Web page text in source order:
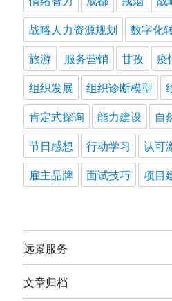
战略人力资源规划
数字化
旅游
服务营销 甘孜 疫
组织发展
组织诊断模型
肯定式探询
能力建设
自
节日感想
行动学习 认可
雇主品牌
面试技巧 项目
远景服务
文章归档